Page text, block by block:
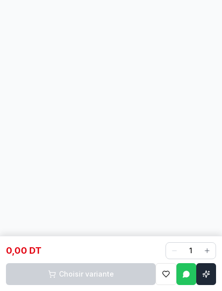
0,00 DT 1
Choisir variante